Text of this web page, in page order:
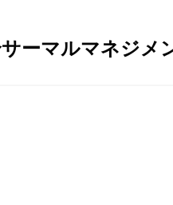
ーマルマネジメ